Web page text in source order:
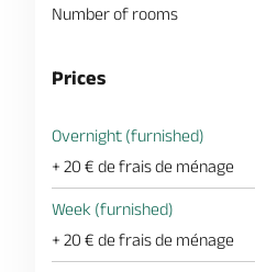
Number of rooms
Prices
Overnight (furnished)
+ 20 € de frais de ménage
Week (furnished)
+ 20 € de frais de ménage